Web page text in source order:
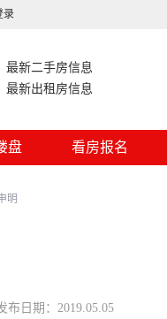
录
最新二手房信息
最新出租房信息
盘 看房报名
明
布日期：2019.05.05